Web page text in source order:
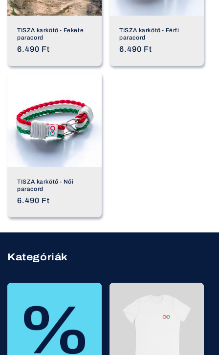
TISZA karkötő - Fekete
paracord
Normál
6.490 Ft
TISZA karkötő - Férfi
paracord
Normál
6.490 Ft
TISZA karkötő - Női
paracord
Normál
6.490 Ft
Kategóriák